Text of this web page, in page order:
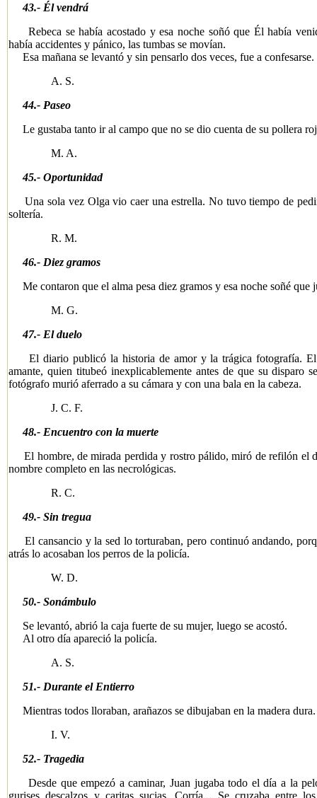
43.- Él vendrá
Rebeca se había acostado y esa noche soñó que Él había
había accidentes y pánico, las tumbas se movían.
Esa mañana se levantó y sin pensarlo dos veces, fue a confesarse.
A. S.
44.- Paseo
Le gustaba tanto ir al campo que no se dio cuenta de su pollera
M. A.
45.- Oportunidad
Una sola vez Olga vio caer una estrella. No tuvo tiempo de pedir
soltería.
R. M.
46.- Diez gramos
Me contaron que el alma pesa diez gramos y esa noche soñé que
M. G.
47.- El duelo
El diario publicó la historia de amor y la trágica fotografía.
amante, quien titubeó inexplicablemente antes de que su disparo
fotógrafo murió aferrado a su cámara y con una bala en la cabeza.
J. C. F.
48.- Encuentro con la muerte
El hombre, de mirada perdida y rostro pálido, miró de refilón el
nombre completo en las necrológicas.
R. C.
49.- Sin tregua
El cansancio y la sed lo torturaban, pero continuó andando,
atrás lo acosaban los perros de la policía.
W. D.
50.- Sonámbulo
Se levantó, abrió la caja fuerte de su mujer, luego se acostó.
Al otro día apareció la policía.
A. S.
51.- Durante el Entierro
Mientras todos lloraban, arañazos se dibujaban en la madera dura.
I. V.
52.- Tragedia
Desde que empezó a caminar, Juan jugaba todo el día a la
gurises descalzos y caritas sucias. Corría... Se cruzaba entre